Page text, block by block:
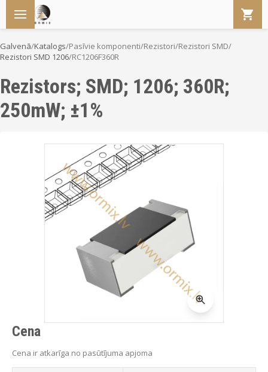
Galvenā/Katalogs/Pasīvie komponenti/Rezistori/Rezistori SMD/
Rezistori SMD 1206/RC1206F360R
Rezistors; SMD; 1206; 360R;
250mW; ±1%
Cena
Cena ir atkarīga no pasūtījuma apjoma